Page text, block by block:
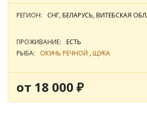
РЕГИОН: СНГ, БЕЛАРУСЬ, ВИТЕБСКАЯ
ПРОЖИВАНИЕ:
ЕСТЬ
РЫБА:
ОКУНЬ РЕЧНОЙ , ЩУКА
от 18 000 ₽